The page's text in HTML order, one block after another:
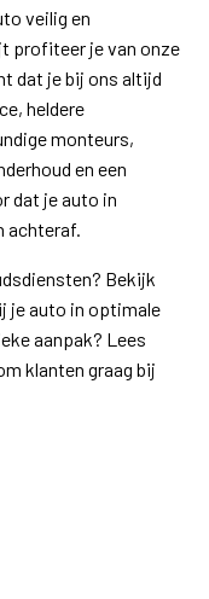
veilig en
profiteer je van onze
dat je bij ons altijd
heldere
monteurs,
en een
dat je auto in
Bekijk
je auto in optimale
aanpak? Lees
klanten graag bij